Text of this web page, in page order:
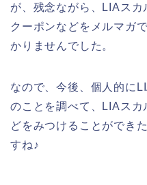
が、残念ながら、LIAスカ
クーポンなどをメルマガ
かりませんでした。
なので、今後、個人的に
のことを調べて、LIAス
どをみつけることができ
すね♪